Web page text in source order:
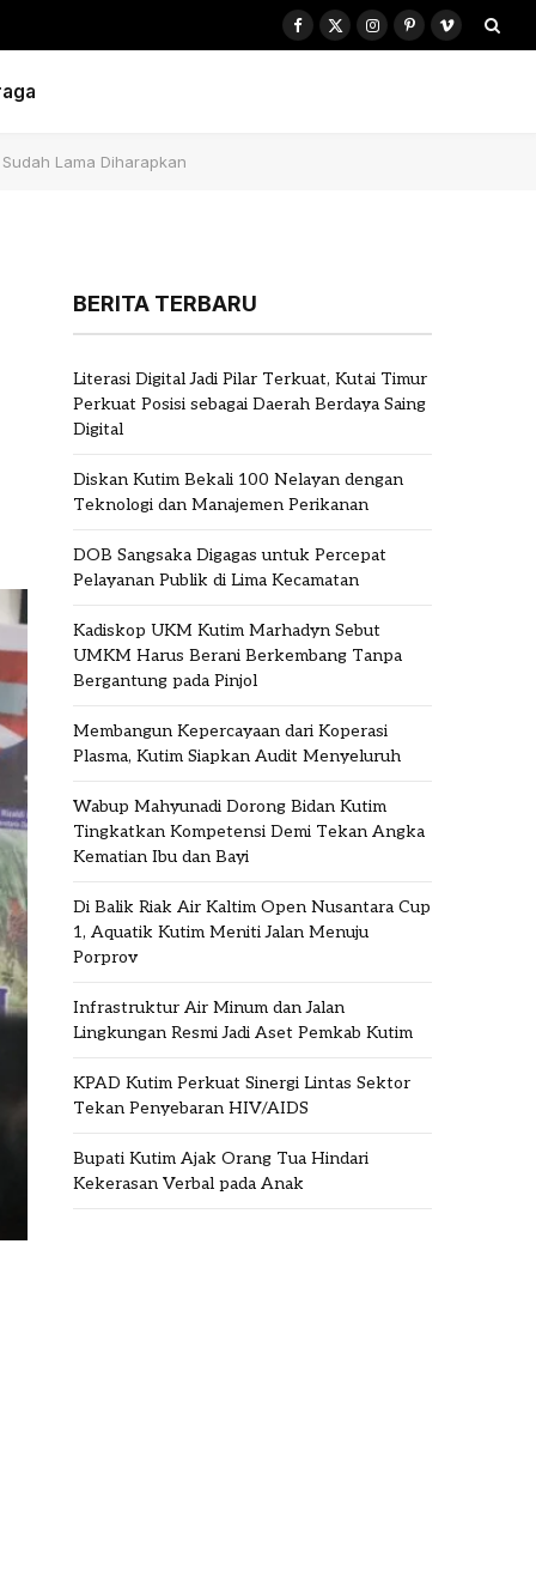
Facebook
X
Instagram
PinterestVimeo
Lama Diharapkan
BERITA TERBARU
Literasi Digital Jadi Pilar Terkuat, Kutai Timur
Perkuat Posisi sebagai Daerah Berdaya Saing
Digital
Diskan Kutim Bekali 100 Nelayan dengan
Teknologi dan Manajemen Perikanan
DOB Sangsaka Digagas untuk Percepat
Pelayanan Publik di Lima Kecamatan
Kadiskop UKM Kutim Marhadyn Sebut
UMKM Harus Berani Berkembang Tanpa
Bergantung pada Pinjol
Membangun Kepercayaan dari Koperasi
Plasma, Kutim Siapkan Audit Menyeluruh
Wabup Mahyunadi Dorong Bidan Kutim
Tingkatkan Kompetensi Demi Tekan Angka
Kematian Ibu dan Bayi
Di Balik Riak Air Kaltim Open Nusantara Cup
1, Aquatik Kutim Meniti Jalan Menuju
Porprov
Infrastruktur Air Minum dan Jalan
Lingkungan Resmi Jadi Aset Pemkab Kutim
KPAD Kutim Perkuat Sinergi Lintas Sektor
Tekan Penyebaran HIV/AIDS
Bupati Kutim Ajak Orang Tua Hindari
Kekerasan Verbal pada Anak